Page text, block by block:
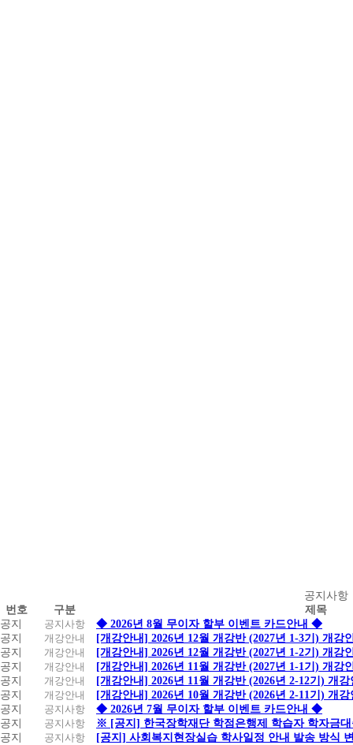
지
사
항
공지사항
번호
구분
제목
공지
공지사항
◆ 2026년 8월 무이자 할부 이벤트 카드안내 ◆
공지
개강안내
[개강안내] 2026년 12월 개강반 (2027년 1-3기) 개강
공지
개강안내
[개강안내] 2026년 12월 개강반 (2027년 1-2기) 개강
공지
개강안내
[개강안내] 2026년 11월 개강반 (2027년 1-1기) 개강
공지
개강안내
[개강안내] 2026년 11월 개강반 (2026년 2-12기) 개강
공지
개강안내
[개강안내] 2026년 10월 개강반 (2026년 2-11기) 개강
공지
공지사항
◆ 2026년 7월 무이자 할부 이벤트 카드안내 ◆
공지
공지사항
※ [공지] 한국장학재단 학점은행제 학습자 학자금
공지
공지사항
[공지] 사회복지현장실습 학사일정 안내 발송 방식